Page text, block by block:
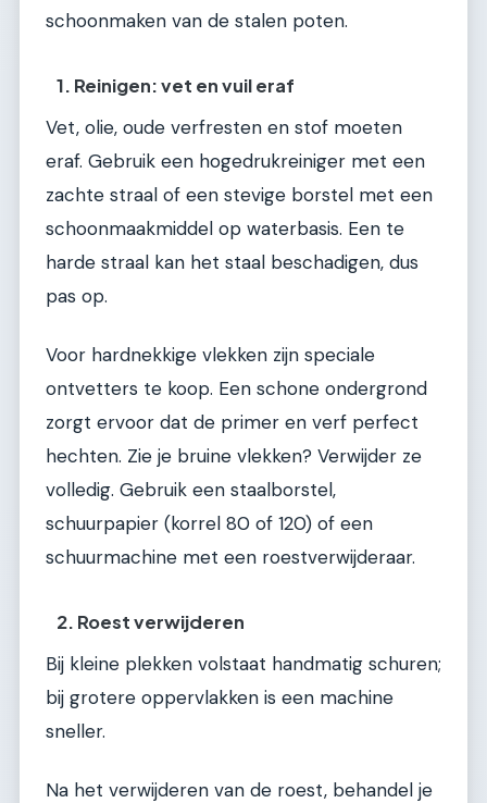
schoonmaken van de stalen poten.
1. Reinigen: vet en vuil eraf
Vet, olie, oude verfresten en stof moeten
eraf. Gebruik een hogedrukreiniger met een
zachte straal of een stevige borstel met een
schoonmaakmiddel op waterbasis. Een te
harde straal kan het staal beschadigen, dus
pas op.
Voor hardnekkige vlekken zijn speciale
ontvetters te koop. Een schone ondergrond
zorgt ervoor dat de primer en verf perfect
hechten. Zie je bruine vlekken? Verwijder ze
volledig. Gebruik een staalborstel,
schuurpapier (korrel 80 of 120) of een
schuurmachine met een roestverwijderaar.
2. Roest verwijderen
Bij kleine plekken volstaat handmatig schuren;
bij grotere oppervlakken is een machine
sneller.
Na het verwijderen van de roest, behandel je